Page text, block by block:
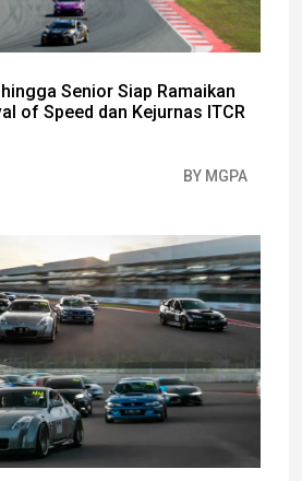
Senior Siap Ramaikan
of Speed dan Kejurnas ITCR
BY MGPA